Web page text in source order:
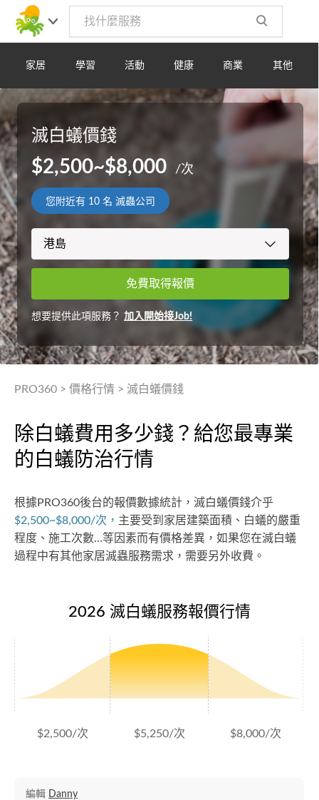
家居 學習 活動 健康 商業 其他
滅白蟻價錢
$2,500~$8,000 /次
您附近有 10 名 滅蟲公司
免費取得報價
想要提供此項服務？加入開始接Job!
PRO360 > 價格行情 > 滅白蟻價錢
除白蟻費用多少錢？給您最專業
的白蟻防治行情
根據PRO360後台的報價數據統計，滅白蟻價錢介乎
$2,500~$8,000/次， 主要受到家居建築面積、白蟻的嚴重
程度、施工次數…等因素而有價格差異，如果您在滅白蟻
過程中有其他家居滅蟲服務需求，需要另外收費。
2026 滅白蟻服務報價行情
$2,500/次 $5,250/次 $8,000/次
編輯 Danny